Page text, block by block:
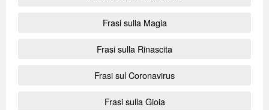
Frasi sulla Magia
Frasi sulla Rinascita
Frasi sul Coronavirus
Frasi sulla Gioia